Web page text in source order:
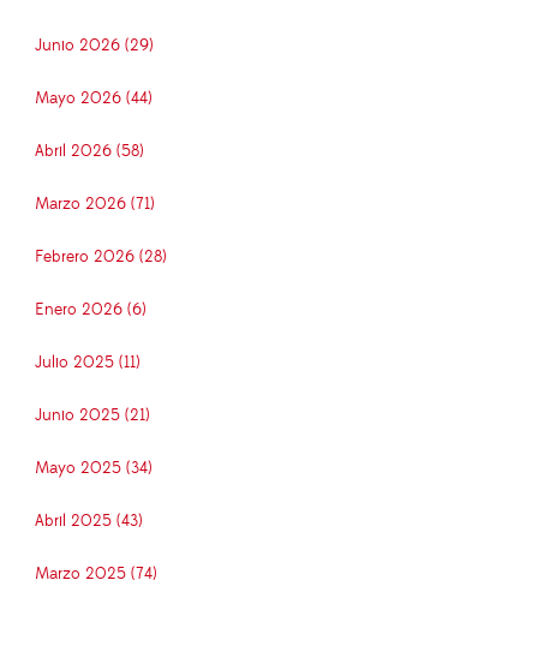
Junio 2026 (29)
Mayo 2026 (44)
Abril 2026 (58)
Marzo 2026 (71)
Febrero 2026 (28)
Enero 2026 (6)
Julio 2025 (11)
Junio 2025 (21)
Mayo 2025 (34)
Abril 2025 (43)
Marzo 2025 (74)